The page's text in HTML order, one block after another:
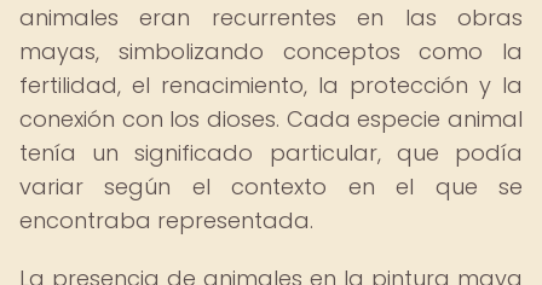
animales eran recurrentes en las obras
mayas, simbolizando conceptos como la
fertilidad, el renacimiento, la protección y la
conexión con los dioses. Cada especie animal
tenía un significado particular, que podía
variar según el contexto en el que se
encontraba representada.
La presencia de animales en la pintura maya